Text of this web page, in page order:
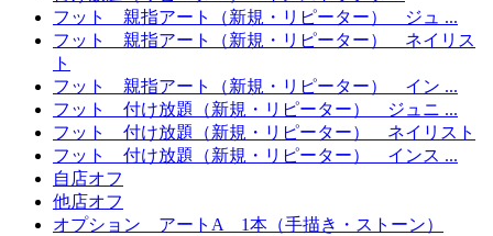
フット 親指アート（新規・リピーター） ジュ ...
フット 親指アート（新規・リピーター） ネイリス
ト
フット 親指アート（新規・リピーター） イン ...
フット 付け放題（新規・リピーター） ジュニ ...
フット 付け放題（新規・リピーター） ネイリスト
フット 付け放題（新規・リピーター） インス ...
自店オフ
他店オフ
オプション アートA 1本（手描き・ストーン）